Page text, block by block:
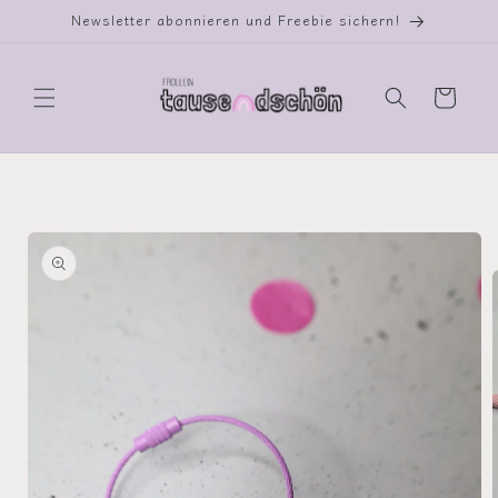
Newsletter abonnieren und Freebie sichern!
Warenkorb